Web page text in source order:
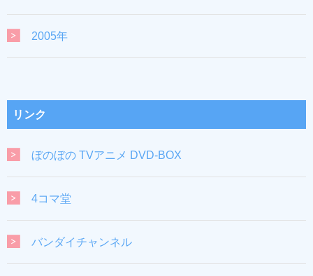
2005年
リンク
ぼのぼの TVアニメ DVD-BOX
4コマ堂
バンダイチャンネル